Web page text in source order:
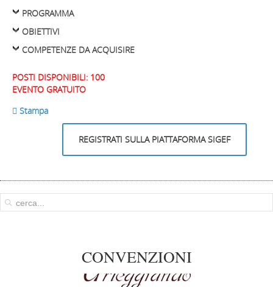
PROGRAMMA
OBIETTIVI
COMPETENZE DA ACQUISIRE
POSTI DISPONIBILI: 100
EVENTO GRATUITO
REGISTRATI SULLA PIATTAFORMA SIGEF
 Stampa
CONVENZIONI